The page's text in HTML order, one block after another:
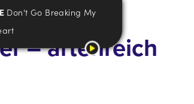
Don't Go Breaking My
– artenreich